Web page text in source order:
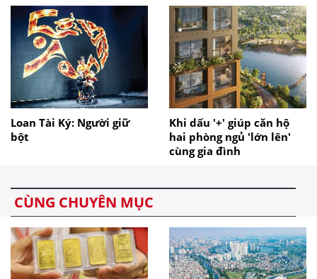
Loan Tài Ký: Người giữ
bột
Khi dấu '+' giúp căn hộ
hai phòng ngủ 'lớn lên'
cùng gia đình
CÙNG CHUYÊN MỤC